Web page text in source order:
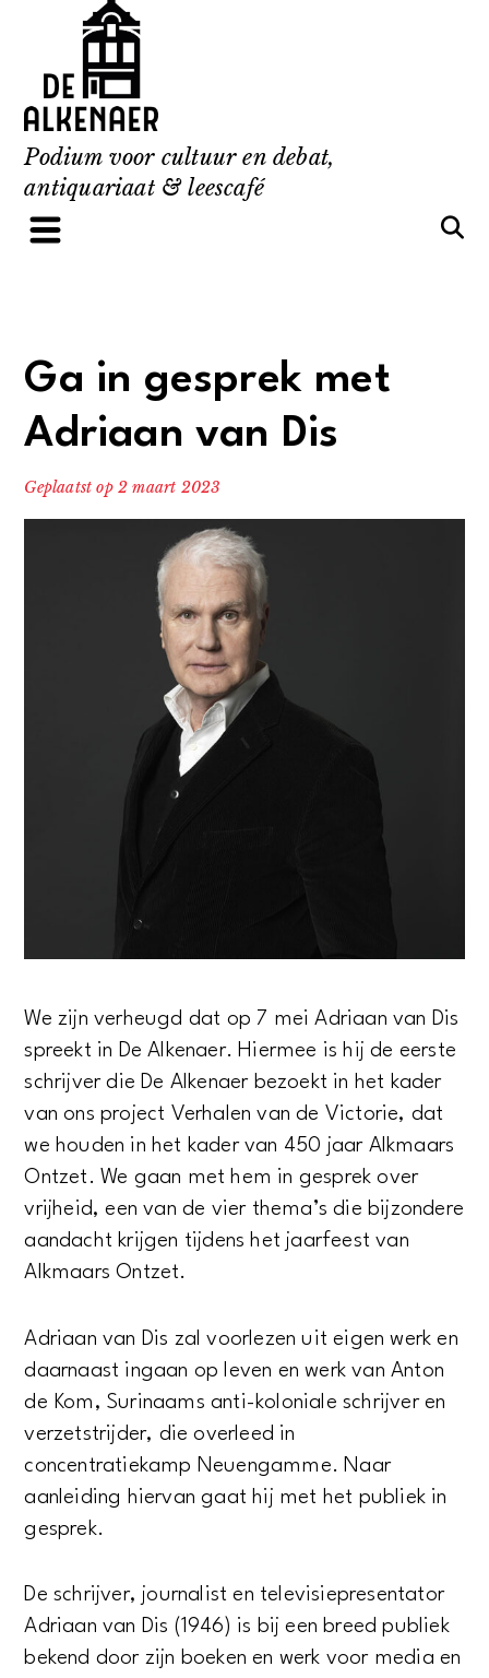
content
Podium voor cultuur en debat,
antiquariaat & leescafé
Ga in gesprek met
Adriaan van Dis
Geplaatst op 2 maart 2023
We zijn verheugd dat op 7 mei Adriaan van Dis
spreekt in De Alkenaer. Hiermee is hij de eerste
schrijver die De Alkenaer bezoekt in het kader
van ons project Verhalen van de Victorie, dat
we houden in het kader van 450 jaar Alkmaars
Ontzet. We gaan met hem in gesprek over
vrijheid, een van de vier thema’s die bijzondere
aandacht krijgen tijdens het jaarfeest van
Alkmaars Ontzet.
Adriaan van Dis zal voorlezen uit eigen werk en
daarnaast ingaan op leven en werk van Anton
de Kom, Surinaams anti-koloniale schrijver en
verzetstrijder, die overleed in
concentratiekamp Neuengamme. Naar
aanleiding hiervan gaat hij met het publiek in
gesprek.
De schrijver, journalist en televisiepresentator
Adriaan van Dis (1946) is bij een breed publiek
bekend door zijn boeken en werk voor media en